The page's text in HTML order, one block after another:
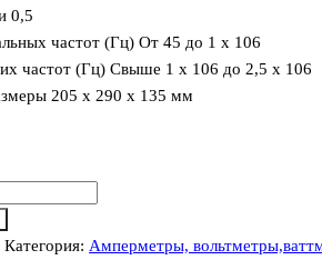
0,5
частот (Гц) От 45 до 1 х 106
частот (Гц) Свыше 1 х 106 до 2,5 х 106
205 х 290 х 135 мм
Категория: Амперметры,